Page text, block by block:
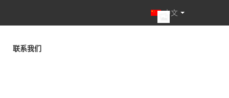
中文
联系我们